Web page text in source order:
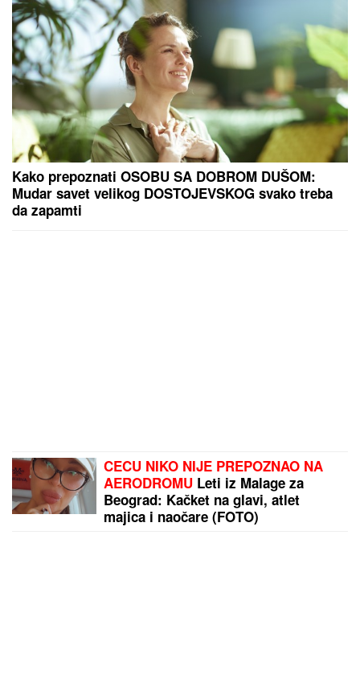
Kako prepoznati OSOBU SA DOBROM DUŠOM:
Mudar savet velikog DOSTOJEVSKOG svako treba
da zapamti
CECU NIKO NIJE PREPOZNAO NA
AERODROMU Leti iz Malage za
Beograd: Kačket na glavi, atlet
majica i naočare (FOTO)